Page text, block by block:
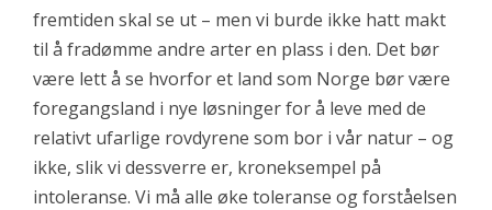
fremtiden skal se ut – men vi burde ikke hatt makt
til å fradømme andre arter en plass i den. Det bør
være lett å se hvorfor et land som Norge bør være
foregangsland i nye løsninger for å leve med de
relativt ufarlige rovdyrene som bor i vår natur – og
ikke, slik vi dessverre er, kroneksempel på
intoleranse. Vi må alle øke toleranse og forståelsen